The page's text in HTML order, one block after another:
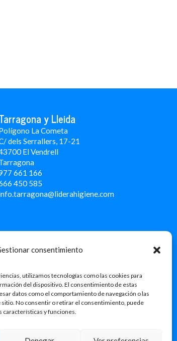
consentimiento
utilizamos tecnologías como las cookies para
del dispositivo. El consentimiento de estas
datos como el comportamiento de navegación o las
No consentir o retirar el consentimiento, puede
características y funciones.
y Lleida
La Cometa
dels Serrallers, 17-21
El Vendrell
661 166
450 585